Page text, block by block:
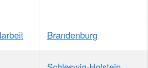
Brandenburg